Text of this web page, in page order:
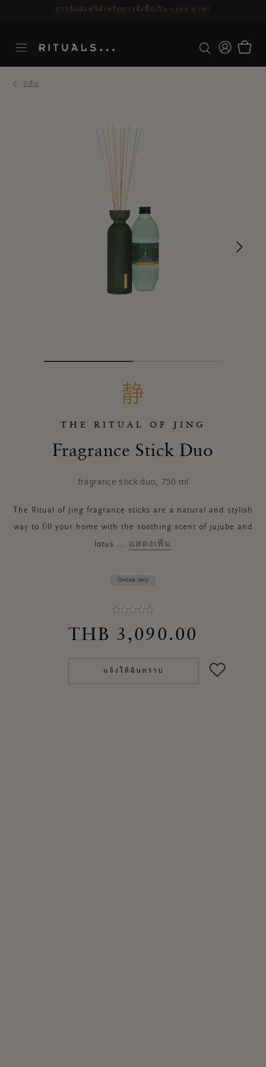
ระยะเวลาจัดส่ง 3-5 วันทำการ ดูเพิ่มเติม
กลับ
THE RITUAL OF JING
Fragrance Stick Duo
fragrance stick duo, 750 ml
The Ritual of Jing fragrance sticks are a natural and stylish
way to fill your home with the soothing scent of jujube and
lotus ... แสดงเพิ่ม
Online only
THB 3,090.00
แจ้งให้ฉันทราบ